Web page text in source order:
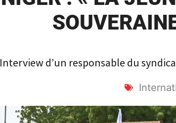
Interview d’un responsable du